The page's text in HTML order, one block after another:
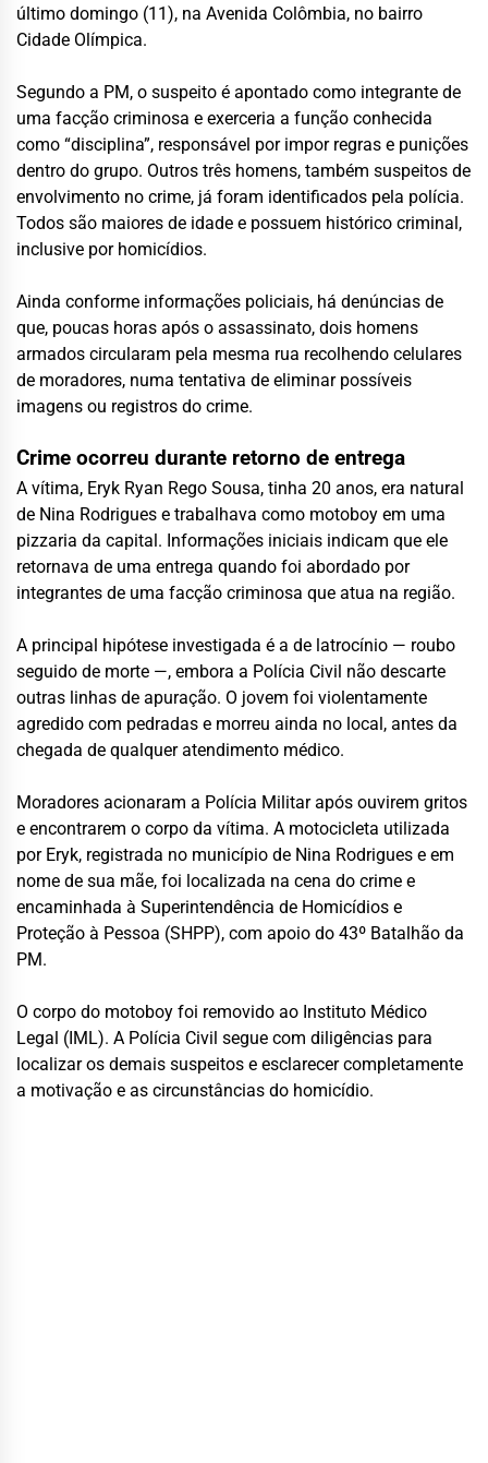
último domingo (11), na Avenida Colômbia, no bairro
Cidade Olímpica.
Segundo a PM, o suspeito é apontado como integrante de
uma facção criminosa e exerceria a função conhecida
como “disciplina”, responsável por impor regras e punições
dentro do grupo. Outros três homens, também suspeitos de
envolvimento no crime, já foram identificados pela polícia.
Todos são maiores de idade e possuem histórico criminal,
inclusive por homicídios.
Ainda conforme informações policiais, há denúncias de
que, poucas horas após o assassinato, dois homens
armados circularam pela mesma rua recolhendo celulares
de moradores, numa tentativa de eliminar possíveis
imagens ou registros do crime.
Crime ocorreu durante retorno de entrega
A vítima, Eryk Ryan Rego Sousa, tinha 20 anos, era natural
de Nina Rodrigues e trabalhava como motoboy em uma
pizzaria da capital. Informações iniciais indicam que ele
retornava de uma entrega quando foi abordado por
integrantes de uma facção criminosa que atua na região.
A principal hipótese investigada é a de latrocínio — roubo
seguido de morte —, embora a Polícia Civil não descarte
outras linhas de apuração. O jovem foi violentamente
agredido com pedradas e morreu ainda no local, antes da
chegada de qualquer atendimento médico.
Moradores acionaram a Polícia Militar após ouvirem gritos
e encontrarem o corpo da vítima. A motocicleta utilizada
por Eryk, registrada no município de Nina Rodrigues e em
nome de sua mãe, foi localizada na cena do crime e
encaminhada à Superintendência de Homicídios e
Proteção à Pessoa (SHPP), com apoio do 43º Batalhão da
PM.
O corpo do motoboy foi removido ao Instituto Médico
Legal (IML). A Polícia Civil segue com diligências para
localizar os demais suspeitos e esclarecer completamente
a motivação e as circunstâncias do homicídio.